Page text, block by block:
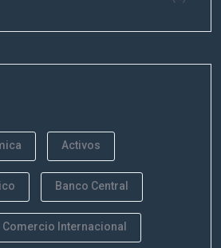
Activos
Banco Central
Comercio Internacional